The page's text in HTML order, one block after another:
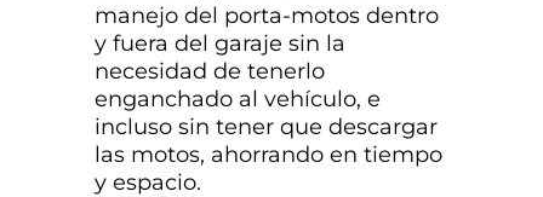
manejo del porta-motos dentro
y fuera del garaje sin la
necesidad de tenerlo
enganchado al vehículo, e
incluso sin tener que descargar
las motos, ahorrando en tiempo
y espacio.